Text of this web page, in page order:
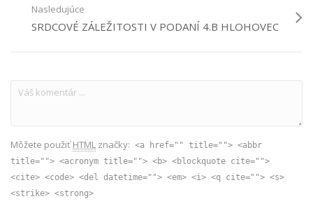
Nasledujúce
SRDCOVÉ ZÁLEŽITOSTI V PODANÍ 4.B HLOHOVEC
Môžete použiťHTML značky: <a href="" title=""> <abbr
title=""> <acronym title=""> <b> <blockquote cite="">
<cite> <code> <del datetime=""> <em> <i> <q cite=""> <s>
<strike> <strong>